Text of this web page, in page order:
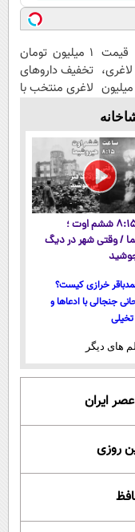
قیمت
۱ میلیون
۱ میلیون تومان
تخفیف داروهای
لاغری منتخب با
نزدیکت
ساعت ۸:۱۵ ششم اوت ؛
/ وقتی شهر در دیگ
خرازی کیست؟
جنجالی با ادعاها و
های دیگر
ایران